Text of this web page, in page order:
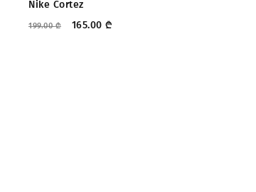
Nike Cortez
199.00₾ 165.00 ₾